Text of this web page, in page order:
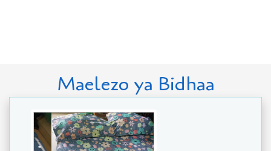
Maelezo ya Bidhaa